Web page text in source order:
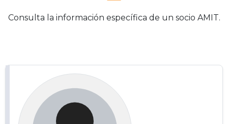
Consulta la información específica de un socio AMIT.